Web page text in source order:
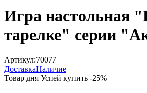
Игра настольная
тарелке" серии
Артикул:70077
ДоставкаНаличие
Товар дня Успей купить -25%